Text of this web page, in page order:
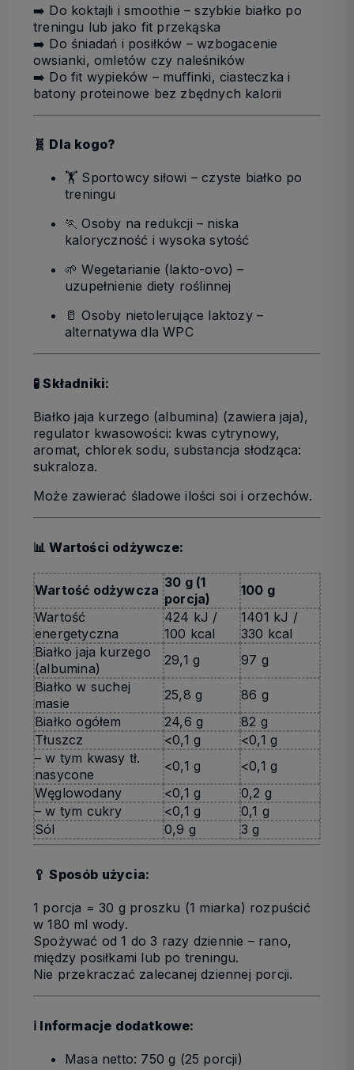
➡️ Do koktajli i smoothie – szybkie białko po
treningu lub jako fit przekąska
➡️ Do śniadań i posiłków – wzbogacenie
owsianki, omletów czy naleśników
➡️ Do fit wypieków – muffinki, ciasteczka i
batony proteinowe bez zbędnych kalorii
🧬 Dla kogo?
🏋️ Sportowcy siłowi – czyste białko po
treningu
🏃 Osoby na redukcji – niska
kaloryczność i wysoka sytość
🌱 Wegetarianie (lakto-ovo) –
uzupełnienie diety roślinnej
🥛 Osoby nietolerujące laktozy –
alternatywa dla WPC
🧪 Składniki:
Białko jaja kurzego (albumina) (zawiera jaja),
regulator kwasowości: kwas cytrynowy,
aromat, chlorek sodu, substancja słodząca:
sukraloza.
Może zawierać śladowe ilości soi i orzechów.
📊 Wartości odżywcze:
Wartość odżywcza 30 g (1
porcja)
100 g
Wartość
energetyczna
424 kJ /
100 kcal
1401 kJ /
330 kcal
Białko jaja kurzego
(albumina)
29,1 g
97 g
Białko w suchej
masie
25,8 g
86 g
Białko ogółem
24,6 g
82 g
Tłuszcz
<0,1 g
<0,1 g
– w tym kwasy tł.
nasycone
<0,1 g
<0,1 g
Węglowodany
<0,1 g
0,2 g
– w tym cukry
<0,1 g
0,1 g
Sól
0,9 g 3 g
🥄 Sposób użycia:
1 porcja = 30 g proszku (1 miarka) rozpuścić
w 180 ml wody.
Spożywać od 1 do 3 razy dziennie – rano,
między posiłkami lub po treningu.
Nie przekraczać zalecanej dziennej porcji.
ℹ️ Informacje dodatkowe:
Masa netto: 750 g (25 porcji)